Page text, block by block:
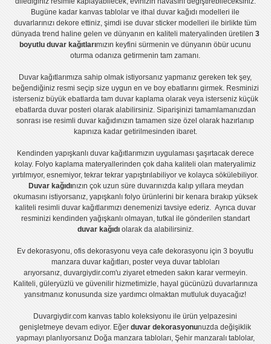
Bugüne kadar kanvas tablo lar veithal duvar kağıdı modelleri ile
duvarlarınızı dekore ettiniz, şimdi iseduvar sticker modelleri ile birlikte tüm
dünyada trend haline gelen ve dünyanın en kaliteli materyalinden üretilen 3
boyutlu duvar kağıtlarımızın keyfini sürmenin ve dünyanın öbür ucunu
oturma odanıza getirmenin tam zamanı.
Duvar kağıtlarımıza sahip olmak istiyorsanız yapmanız gereken tek şey,
beğendiğiniz resmi seçip size uygun en ve boy ebatlarını girmek. Resminizi
isterseniz büyük ebatlarda tam duvar kaplamaolarak veya isterseniz küçük
ebatlarda duvar posteri olarak alabilirsiniz. Siparişinizi tamamlamanızdan
sonrası iseresimli duvar kağıdınızın tamamen size özel olarak hazırlanıp
kapınıza kadar getirilmesinden ibaret.
Kendinden yapışkanlı duvar kağıtlarımızın uygulamasışaşırtacak derece
kolay. Folyo kaplama materyallerinden çok daha kaliteli olanmateryalimiz
yırtılmıyor, esnemiyor, tekrar tekrar yapıştırılabiliyor ve kolayca sökülebiliyor.
Duvar kağıdınızın çok uzun süre duvarınızda kalıp yıllara meydan
okumasını istiyorsanız, yapışkanlı folyoürünlerini bir kenara bırakıp yüksek
kaliteli resimli duvar kağıtlarımızı denemenizi tavsiye ederiz. Ayrıca duvar
resminizi kendinden yağışkanlı olmayan, tutkal ile gönderilen standart
duvar kağıdıolarak da alabilirsiniz.
Ev dekorasyonu,ofis dekorasyonu veyacafe dekorasyonu için3 boyutlu
manzara duvar kağıtları, posterveya duvar tabloları
arıyorsanız, duvargiydir.com'u ziyaret etmeden sakın karar vermeyin.
Kaliteli, güleryüzlü ve güvenilir hizmetimizle, hayal gücünüzü duvarlarınıza
yansıtmanız konusunda size yardımcı olmaktan mutluluk duyacağız!
Duvargiydir.com kanvas tablo koleksiyonu ile ürün yelpazesini
genişletmeye devam ediyor. Eğerduvar dekorasyonunuzda değişiklik
yapmayı planlıyorsanız Doğa manzara tabloları, Şehir manzaralı tablolar,